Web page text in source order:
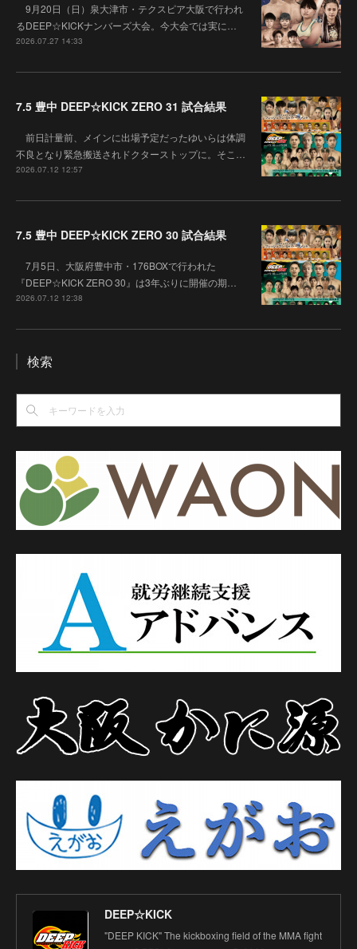
9月20日（日）泉大津市・テクスピア大阪で行われ
るDEEP☆KICKナンバーズ大会。今大会では実に…
2026.07.27 14:33
7.5 豊中 DEEP☆KICK ZERO 31 試合結果
前日計量前、メインに出場予定だったゆいらは体調
不良となり緊急搬送されドクターストップに。そこ…
2026.07.12 12:57
7.5 豊中 DEEP☆KICK ZERO 30 試合結果
7月5日、大阪府豊中市・176BOXで行われた
『DEEP☆KICK ZERO 30』は3年ぶりに開催の期…
2026.07.12 12:38
検索
DEEP☆KICK
"DEEP KICK" The kickboxing field of the MMA fight